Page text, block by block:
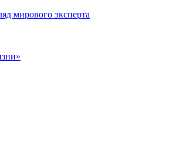
мирового эксперта